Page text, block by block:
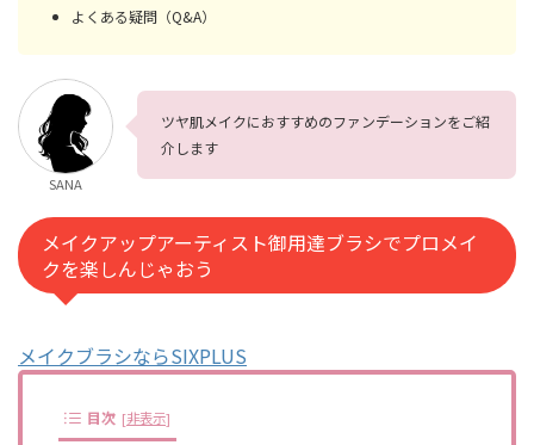
よくある疑問（Q&A）
SANA
ツヤ肌メイクにおすすめのファンデーションをご紹
介します
メイクアップアーティスト御用達ブラシでプロメイ
クを楽しんじゃおう
メイクブラシならSIXPLUS
目次 [非表示]